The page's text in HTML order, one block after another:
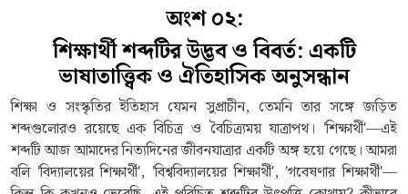
অংশ ০২:
শিক্ষার্থী শব্দটির উদ্ভব ও বিবর্ত: একটি
ভাষাতাত্ত্বিক ও ঐতিহাসিক অনুসন্ধান
শিক্ষা ও সংস্কৃতির ইতিহাস যেমন সুপ্রাচীন, তেমনি তার সঙ্গে জড়িত
শব্দগুলোরও রয়েছে এক বিচিত্র ও বৈচিত্র্যময় যাত্রাপথ। 'শিক্ষার্থী'—এই
শব্দটি আজ আমাদের নিত্যদিনের জীবনযাত্রার একটি অঙ্গ হয়ে গেছে। আমরা
বলি 'বিদ্যালয়ের শিক্ষার্থী', 'বিশ্ববিদ্যালয়ের শিক্ষার্থী', 'গবেষণার শিক্ষার্থী'—